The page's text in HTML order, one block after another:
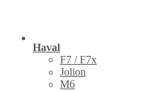
Haval
F7 / F7x
Jolion
M6